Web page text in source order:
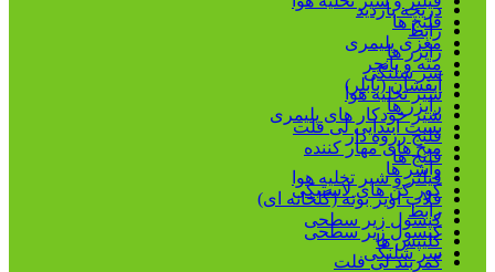
دریچه بازدید
رابط
رایزر ها
سر شلنگی
شیر تخلیه هوا
شیر خودکار های پلیمری
فلنج رزوه دار
فلنج ها
فیلتر و شیر تخلیه هوا
قلاب آویز بوته (گلخانه ای)
کپسول زیر سطحی
کلیپس ها
کمربند لی فلت
فلنج ها
مغزی پلیمری
مته و پانچر
آبفشان (بابلر)
رایزر ها
بست ابتدایی لی فلت
میخ های مهار کننده
واشر ها
کور کن های لاستیکی
رابط
کپسول زیر سطحی
سر شلنگی